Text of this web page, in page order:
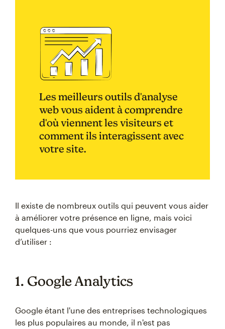
Les meilleurs outils d'analyse
web vous aident à comprendre
d'où viennent les visiteurs et
comment ils interagissent avec
votre site.
Il existe de nombreux outils qui peuvent vous aider
à améliorer votre présence en ligne, mais voici
quelques-uns que vous pourriez envisager
d’utiliser :
1. Google Analytics
Google étant l'une des entreprises technologiques
les plus populaires au monde, il n'est pas